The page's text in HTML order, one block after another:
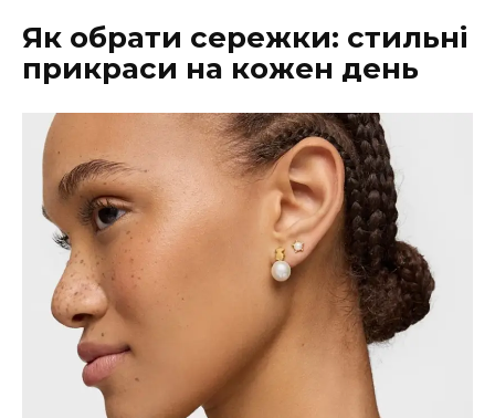
Як обрати сережки: стильні
прикраси на кожен день